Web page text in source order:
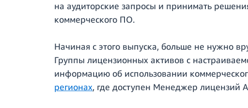
на аудиторские запросы и принимать
коммерческого ПО.
Начиная с этого выпуска, больше не нужно
Группы лицензионных активов с
информацию об использовании
регионах, где доступен Менеджер лицензий